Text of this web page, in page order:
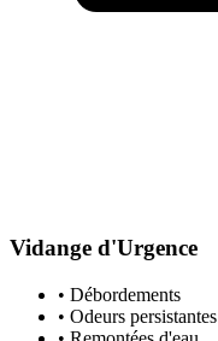
Vidange d'Urgence
• Débordements
• Odeurs persistantes